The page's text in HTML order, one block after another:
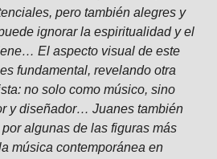
pero también alegres y
ignorar la espiritualidad y el
El aspecto visual de este
fundamental, revelando otra
no solo como músico, sino
y diseñador… Juanes también
algunas de las figuras más
música contemporánea en